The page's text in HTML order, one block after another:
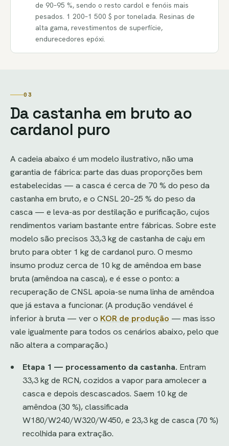
de 90–95 %, sendo o resto cardol e fenóis mais
pesados. 1 200–1 500 $ por tonelada. Resinas de
alta gama, revestimentos de superfície,
endurecedores epóxi.
03
Da castanha em bruto ao
cardanol puro
A cadeia abaixo é um modelo ilustrativo, não uma
garantia de fábrica: parte das duas proporções bem
estabelecidas — a casca é cerca de 70 % do peso da
castanha em bruto, e o CNSL 20–25 % do peso da
casca — e leva-as por destilação e purificação, cujos
rendimentos variam bastante entre fábricas. Sobre este
modelo são precisos 33,3 kg de castanha de caju em
bruto para obter 1 kg de cardanol puro. O mesmo
insumo produz cerca de 10 kg de amêndoa em base
bruta (amêndoa na casca), e é esse o ponto: a
recuperação de CNSL apoia-se numa linha de amêndoa
que já estava a funcionar. (A produção vendável é
inferior à bruta — ver o KOR de produção — mas isso
vale igualmente para todos os cenários abaixo, pelo que
não altera a comparação.)
Etapa 1 — processamento da castanha. Entram
33,3 kg de RCN, cozidos a vapor para amolecer a
casca e depois descascados. Saem 10 kg de
amêndoa (30 %), classificada
W180/W240/W320/W450, e 23,3 kg de casca (70 %)
recolhida para extração.